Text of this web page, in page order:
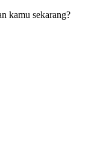
kamu sekarang?